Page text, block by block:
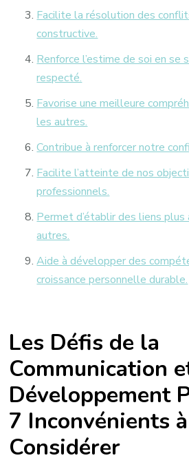
Facilite la résolution des
constructive.
Renforce l’estime de soi en
respecté.
Favorise une meilleure
les autres.
Contribue à renforcer notre
Facilite l’atteinte de nos
professionnels.
Permet d’établir des liens
autres.
Aide à développer des
croissance personnelle durable.
Les Défis de la
Communication
Développement
7 Inconvénients à
Considérer